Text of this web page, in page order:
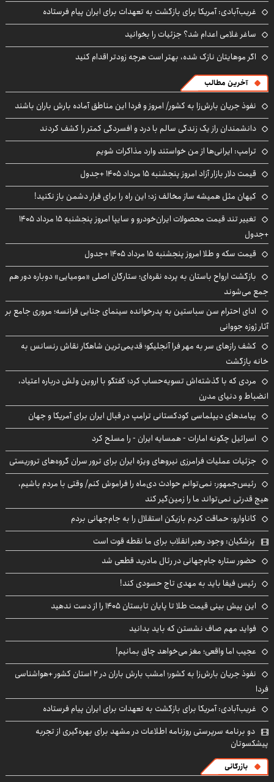
غریب‌آبادی: آمریکا برای بازگشت به تعهدات برای ایران پیام فرستاده
ساغر غلامی اعدام شد؟ جزئیات را بخوانید
اگر موهایتان نازک شده، بهتر است هرچه زودتر اقدام کنید
آخرین مطالب
نفوذ جریان بارش‌زا به کشور/ امروز و فردا این مناطق آماده بارش باران باشند
دانشمندان راز یک زندگی سالم با درد و افسردگی کمتر را کشف کردند
ترامپ: ایرانی‌ها از من خواستند وارد مذاکرات شویم
قیمت دلار بازار آزاد امروز پنجشنبه ۱۵ مرداد ۱۴۰۵ +جدول
کیهان مثل همیشه ساز مخالف زد؛ این راه را برای فرار دشمن باز نکنید!
تغییر تند قیمت محصولات ایران‌خودرو و سایپا امروز پنجشنبه ۱۵ مرداد ۱۴۰۵
+جدول
قیمت سکه و طلا امروز پنجشنبه ۱۵ مرداد ۱۴۰۵ +جدول
بازگشت ارواح باستان به پرده نقره‌ای؛ ستارگان اصلی «مومیایی» دوباره دور هم
جمع می‌شوند
ادای احترام سن سباستین به پدرخوانده سینمای جنایی فرانسه؛ مروری جامع بر
آثار ژوزه جووانی
کشف رازهای سر به مهر فرا آنجلیکو؛ قدیمی‌ترین شاهکار نقاش رنسانس به
خانه بازگشت
مردی که با گذشته‌اش تسویه‌حساب کرد؛ گفتگو با اروین ولش درباره اعتیاد،
انضباط و دنیای مدرن
پیامدهای دیپلماسی کودکستانی ترامپ در قبال ایران برای آمریکا و جهان
اسرائیل چگونه امارات - همسایه ایران - را مسلح کرد
جزئیات عملیات فرامرزی نیروهای ویژه ایران برای ترور سران گروه‌های تروریستی
رئیس‌جمهور: نمی‌توانم حوادث دی‌ماه را فراموش کنم/ وقتی با مردم باشیم،
هیچ قدرتی نمی‌تواند ما را زمین‌گیر کند
کاناوارو: حماقت کردم بازیکن استقلال را به جام‌جهانی بردم
پزشکیان: وجود رهبر انقلاب برای ما نقطه قوت است
حضور ستاره جام‌جهانی در رئال مادرید قطعی شد
رئیس فیفا باید به مهدی تاج حسودی کند!
این پیش بینی قیمت طلا تا پایان تابستان ۱۴۰۵ را از دست ندهید
فواید مهم صاف نشستن که باید بدانید
عجیب اما واقعی؛ مغز می‌خواهد چاق بمانیم!
نفوذ جریان بارش‌زا به کشور؛ امشب بارش باران در ۲ استان کشور +هواشناسی
فردا
غریب‌آبادی: آمریکا برای بازگشت به تعهدات برای ایران پیام فرستاده
دو برنامه سرپرستی روزنامه اطلاعات در مشهد برای بهره‌گیری از تجربه
پیشکسوتان
بازرگانی